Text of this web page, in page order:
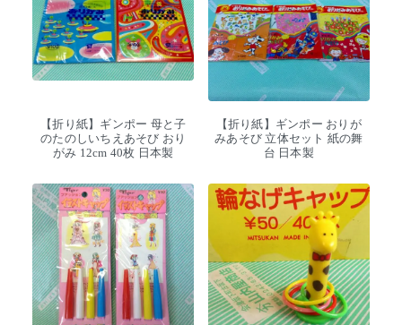
【折り紙】ギンポー 母と子
のたのしいちえあそび おり
がみ 12cm 40枚 日本製
【折り紙】ギンポー おりが
みあそび 立体セット 紙の舞
台 日本製